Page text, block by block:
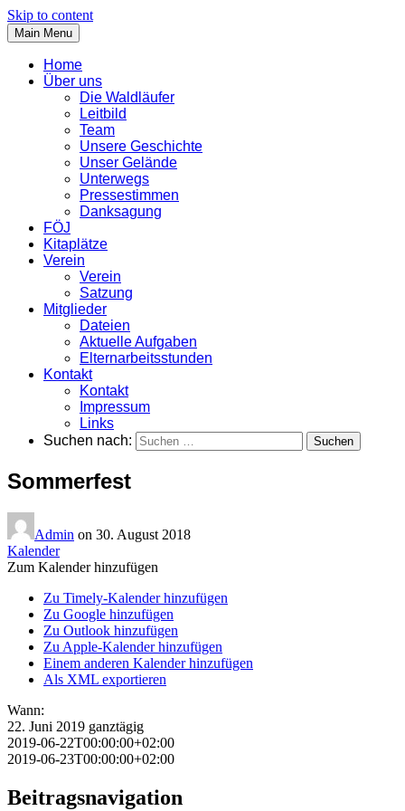
Skip to content
Main Menu
Home
Über uns
Die Waldläufer
Leitbild
Team
Unsere Geschichte
Unser Gelände
Unterwegs
Pressestimmen
Danksagung
FÖJ
Kitaplätze
Verein
Verein
Satzung
Mitglieder
Dateien
Aktuelle Aufgaben
Elternarbeitsstunden
Kontakt
Kontakt
Impressum
Links
Suchen nach:
Sommerfest
Admin on 30. August 2018
Kalender
Zum Kalender hinzufügen
Zu Timely-Kalender hinzufügen
Zu Google hinzufügen
Zu Outlook hinzufügen
Zu Apple-Kalender hinzufügen
Einem anderen Kalender hinzufügen
Als XML exportieren
Wann:
22. Juni 2019 ganztägig
2019-06-22T00:00:00+02:00
2019-06-23T00:00:00+02:00
Beitragsnavigation